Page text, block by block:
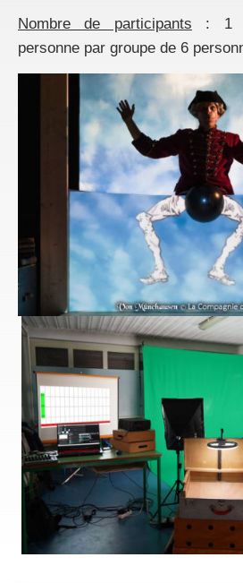
Nombre de participants : 1
personne par groupe de 6